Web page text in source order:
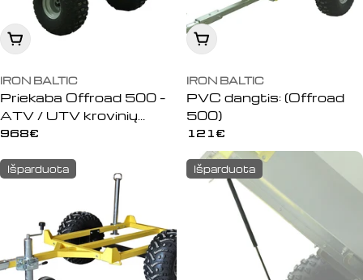
Įdėti į krepšelį
IRON BALTIC
Priekaba Offroad 500 –
ATV / UTV krovinių
priekaba
Įprasta
968€
Įdėti į krepšelį
IRON BALTIC
PVC dangtis: (Offroad
500)
Įprasta
kaina
121€
Išparduota Išparduota